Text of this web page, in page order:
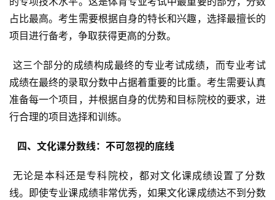
占比最高。考生需要根据自身的特长和兴趣，选择最擅长的
项目进行备考，争取获得更高的分数。
成绩在最终的录取分数中占据着重要的比重。考生需要认真
准备每一个项目，并根据自身的优势和目标院校的要求，进
行合理的项目选择和训练。
  四、文化课分数线：不可忽视的底线
无论是本科还是专科院校，都对文化课成绩设置了分数
线。即使专业课成绩非常优秀，如果文化课成绩达不到分数